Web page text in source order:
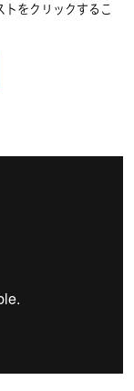
トをクリックするこ